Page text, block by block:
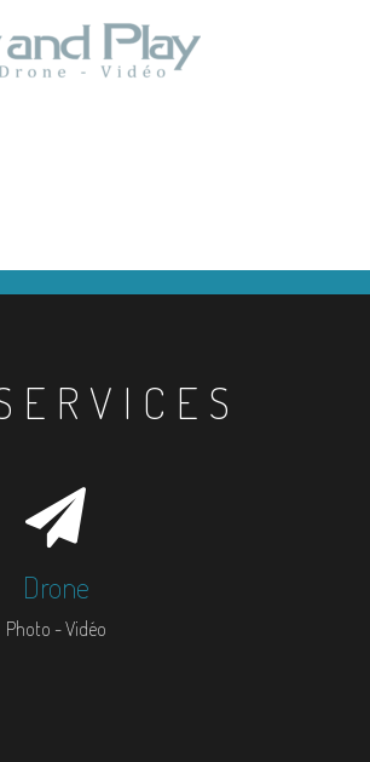
Drone
Photo - Vidéo